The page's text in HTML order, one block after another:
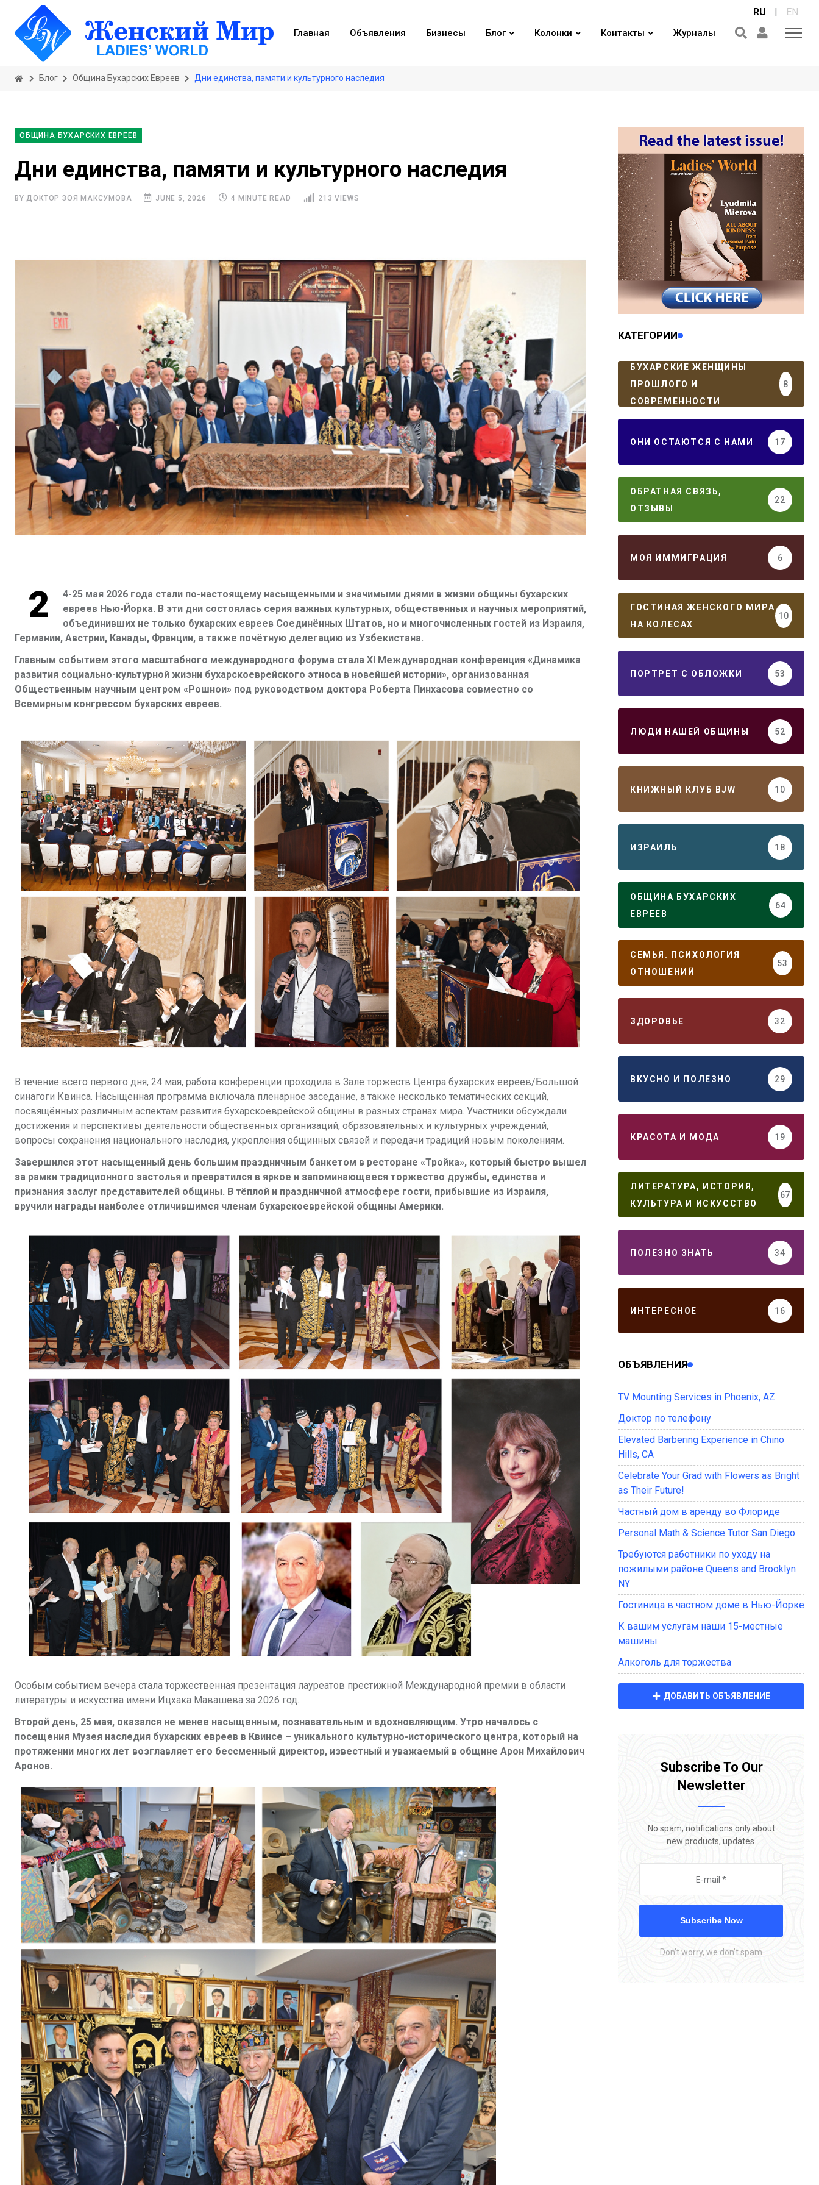
Главная Объявления Бизнесы Блог Колонки Контакты Журналы
RU | EN
Блог Община Бухарских Евреев Дни единства, памяти и культурного наследия
ОБЩИНА БУХАРСКИХ ЕВРЕЕВ
Дни единства, памяти и культурного наследия
BY ДОКТОР ЗОЯ МАКСУМОВА JUNE 5, 2026 4 MINUTE READ 213 VIEWS
2
4-25 мая 2026 года стали по-настоящему насыщенными и значимыми днями в жизни общины бухарских
евреев Нью-Йорка. В эти дни состоялась серия важных культурных, общественных и научных мероприятий,
объединивших не только бухарских евреев Соединённых Штатов, но и многочисленных гостей из Израиля,
Германии, Австрии, Канады, Франции, а также почётную делегацию из Узбекистана.
Главным событием этого масштабного международного форума стала XI Международная конференция «Динамика
развития социально-культурной жизни бухарскоеврейского этноса в новейшей истории», организованная
Общественным научным центром «Рошнои» под руководством доктора Роберта Пинхасова совместно со
Всемирным конгрессом бухарских евреев.
В течение всего первого дня, 24 мая, работа конференции проходила в Зале торжеств Центра бухарских евреев/Большой
синагоги Квинса. Насыщенная программа включала пленарное заседание, а также несколько тематических секций,
посвящённых различным аспектам развития бухарскоеврейской общины в разных странах мира. Участники обсуждали
достижения и перспективы деятельности общественных организаций, образовательных и культурных учреждений,
вопросы сохранения национального наследия, укрепления общинных связей и передачи традиций новым поколениям.
Завершился этот насыщенный день большим праздничным банкетом в ресторане «Тройка», который быстро вышел
за рамки традиционного застолья и превратился в яркое и запоминающееся торжество дружбы, единства и
признания заслуг представителей общины. В тёплой и праздничной атмосфере гости, прибывшие из Израиля,
вручили награды наиболее отличившимся членам бухарскоеврейской общины Америки.
Особым событием вечера стала торжественная презентация лауреатов престижной Международной премии в области
литературы и искусства имени Ицхака Мавашева за 2026 год.
Второй день, 25 мая, оказался не менее насыщенным, познавательным и вдохновляющим. Утро началось с
посещения Музея наследия бухарских евреев в Квинсе – уникального культурно-исторического центра, который на
протяжении многих лет возглавляет его бессменный директор, известный и уважаемый в общине Арон Михайлович
Аронов.
КАТЕГОРИИ
БУХАРСКИЕ ЖЕНЩИНЫ
ПРОШЛОГО И
СОВРЕМЕННОСТИ
8
ОНИ ОСТАЮТСЯ С НАМИ 17
ОБРАТНАЯ СВЯЗЬ,
ОТЗЫВЫ
22
МОЯ ИММИГРАЦИЯ 6
ГОСТИНАЯ ЖЕНСКОГО МИРА
НА КОЛЕСАХ
10
ПОРТРЕТ С ОБЛОЖКИ 53
ЛЮДИ НАШЕЙ ОБЩИНЫ 52
КНИЖНЫЙ КЛУБ BJW 10
ИЗРАИЛЬ 18
ОБЩИНА БУХАРСКИХ
ЕВРЕЕВ
64
СЕМЬЯ. ПСИХОЛОГИЯ
ОТНОШЕНИЙ
53
ЗДОРОВЬЕ 32
ВКУСНО И ПОЛЕЗНО 29
КРАСОТА И МОДА 19
ЛИТЕРАТУРА, ИСТОРИЯ,
КУЛЬТУРА И ИСКУССТВО
67
ПОЛЕЗНО ЗНАТЬ 34
ИНТЕРЕСНОЕ 16
ОБЪЯВЛЕНИЯ
TV Mounting Services in Phoenix, AZ
Доктор по телефону
Elevated Barbering Experience in Chino
Hills, CA
Celebrate Your Grad with Flowers as Bright
as Their Future!
Частный дом в аренду во Флориде
Personal Math & Science Tutor San Diego
Требуются работники по уходу на
пожилыми районе Queens and Brooklyn
NY
Гостиница в частном доме в Нью-Йорке
К вашим услугам наши 15-местные
машины
Алкоголь для торжества
ДОБАВИТЬ ОБЪЯВЛЕНИЕ
Subscribe To Our
Newsletter
No spam, notifications only about
new products, updates.
Subscribe Now
Don’t worry, we don’t spam